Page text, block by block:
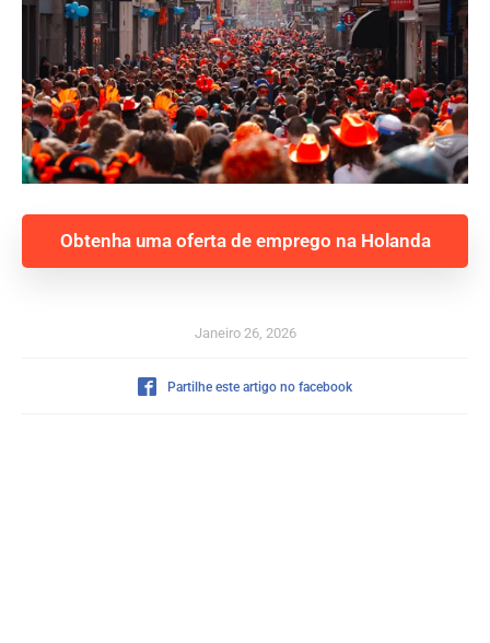
Obtenha uma oferta de emprego na Holanda
Janeiro 26, 2026
Partilhe este artigo no facebook